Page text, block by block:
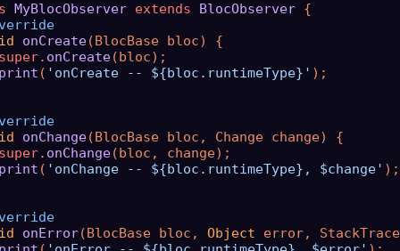
MyBlocObserver extends BlocObserver {
onCreate(BlocBase bloc) {
. onCreate(bloc);
( 'onCreate -- ${bloc.runtimeType}' );
onChange(BlocBase bloc, Change change) {
. onChange(bloc, change);
( 'onChange -- ${bloc.runtimeType}, $change' );
onError(BlocBase bloc, Object error,